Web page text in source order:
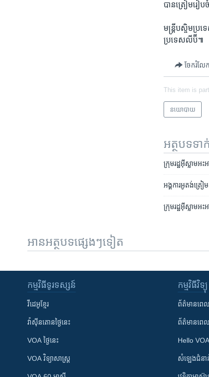
បាន​ត្រៀម​រៀប
មន្ត្រី​បស្ចិម​ប្រ
ប្រទេស​លីប៊ី៕
ចែករំលែក
This item is
នយោបាយ
អត្ថបទ​ទា
ក្រុម​រដ្ឋអ៊ីស្លាម​អ
អង្គការ​អូតង់​ត្រ
ក្រុម​រដ្ឋ​អ៊ីស្លាម​អ
អានអត្ថបទផ្សេងៗទៀត
កម្មវិធី​ទូរទស្សន៍
វីដេអូ​ខ្មែរ
វ៉ាស៊ីនតោន​ថ្ងៃ​នេះ
VOA ថ្ងៃនេះ
VOA ​វិទ្យាសាស្ត្រ
កម្មវិធី​វិទ្យុ
ព័ត៌មាន​ពេ
ព័ត៌មាន​​ពេល​
Hello VOA
សំឡេង​ជំនា